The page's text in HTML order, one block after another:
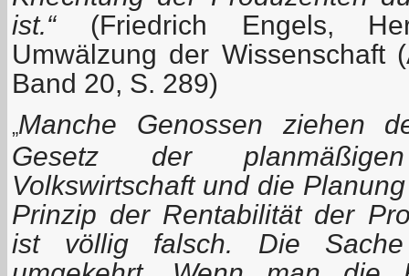
ist.“ (Friedrich Engels,
Umwälzung der Wissenschaft
Band 20, S. 289)
„Manche Genossen ziehen
Gesetz der
Volkswirtschaft und die
Prinzip der Rentabilität der
ist völlig falsch. Die